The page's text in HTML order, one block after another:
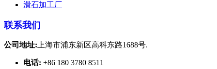
滑石加工厂
联系我们
公司地址:上海市浦东新区高科东路1688号.
电话: +86 180 3780 8511